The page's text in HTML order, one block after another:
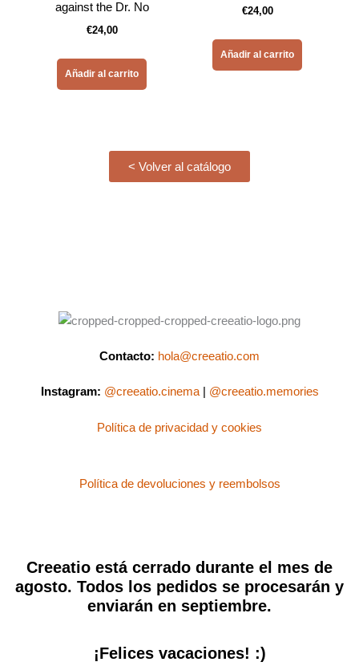
against the Dr. No
€24,00
Añadir al carrito
€24,00
Añadir al carrito
< Volver al catálogo
Contacto: hola@creeatio.com
Instagram: @creeatio.cinema| @creeatio.memories
Política de privacidad y cookies
Política de devoluciones y reembolsos
Creeatio está cerrado durante el mes de
agosto. Todos los pedidos se procesarán y
enviarán en septiembre.
¡Felices vacaciones! :)